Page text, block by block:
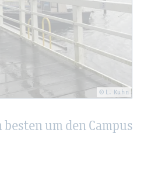
© L. Kuhn
um den Cam­pus